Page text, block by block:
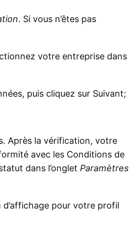
. Si vous n’êtes pas
votre entreprise dans
puis cliquez sur Suivant;
Après la vérification, votre
avec les Conditions de
dans l’onglet Paramètres
pour votre profil